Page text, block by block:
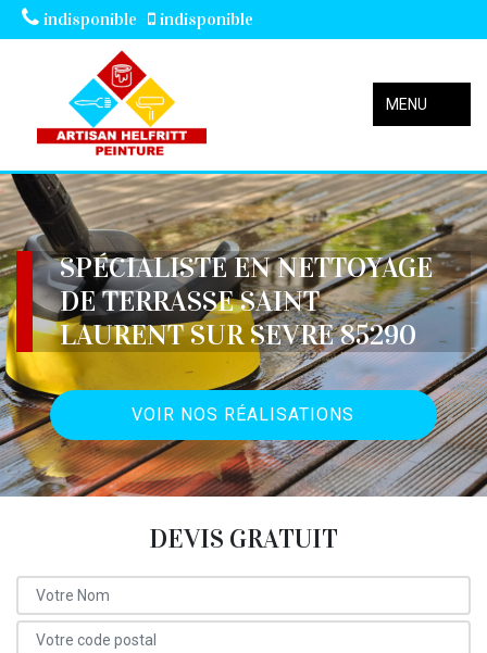
indisponible indisponible
MENU
SPÉCIALISTE EN NETTOYAGE
DE TERRASSE SAINT
LAURENT SUR SEVRE 85290
VOIR NOS RÉALISATIONS
DEVIS GRATUIT